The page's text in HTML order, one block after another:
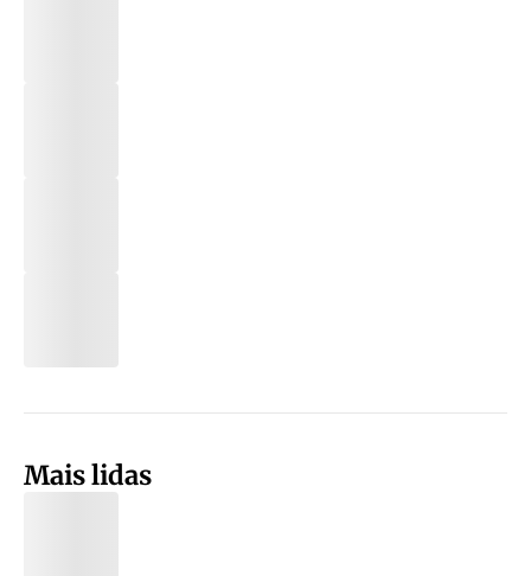
Mais lidas